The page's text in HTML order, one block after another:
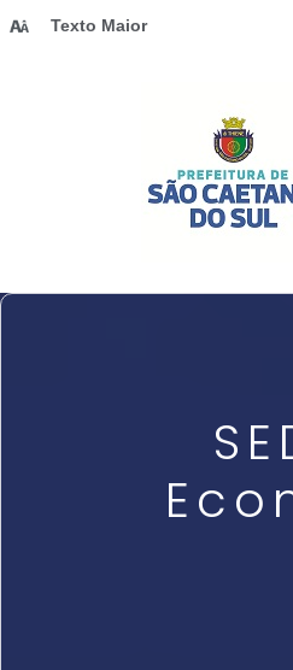
Texto Maior